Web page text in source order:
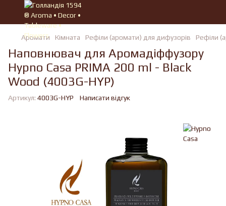
Аромати Кімната Рефіли (аромати) для дифузорів Рефіли
Наповнювач для Аромадіффузору
Hypno Casa PRIMA 200 ml - Black
Wood (4003G-HYP)
Артикул: 4003G-HYP Написати відгук